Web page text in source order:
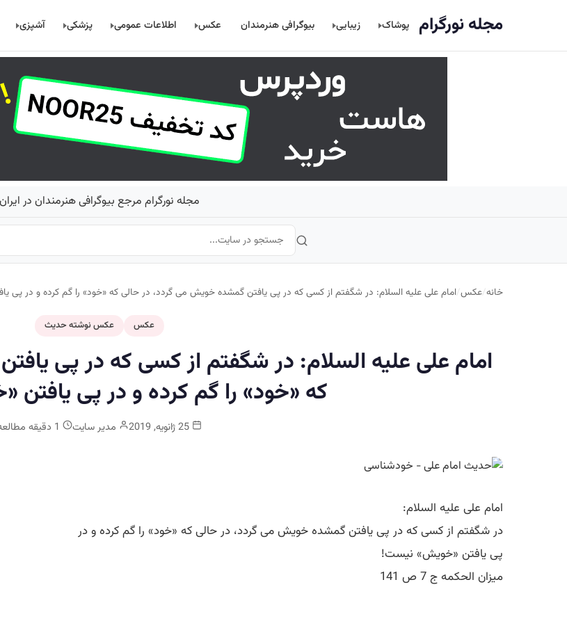
مجله نورگرام پوشاک زیبایی بیوگرافی هنرمندان عکس اطلاعات عمومی پزشکی آشپزی
مجله نورگرام مرجع بیوگرافی هنرمندان در ایران
خانه/عکس/امام علی علیه السلام: در شگفتم از كسى كه در پی يافتن گمشده خويش مى گردد، در حالى كه «خود» را گم كرده و در پى
عکس عکس نوشته حدیث
امام علی علیه السلام: در شگفتم از كسى كه در پی
كه «خود» را گم كرده و در پى
مدیر سایت
امام علی علیه السلام:
در شگفتم از كسى كه در پی يافتن گمشده خويش مى گردد، در حالى كه «خود» را گم كرده و در
پى يافتن «خويش» نيست!
ميزان الحكمه ج 7 ص 141